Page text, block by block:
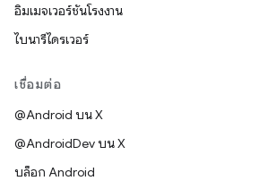
อิมเมจเวอร์ชันโรงงาน
ไบนารีไดรเวอร์
เชื่อมต่อ
@Android บน X
@AndroidDev บน X
บล็อก Android